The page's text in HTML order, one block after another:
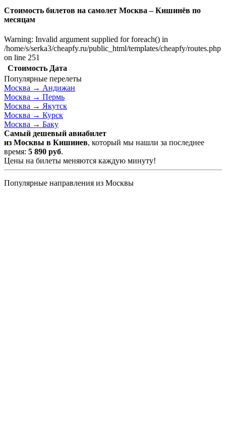
Стоимость билетов на самолет Москва – Кишинёв по
месяцам
Warning: Invalid argument supplied for foreach() in
/home/s/serka3/cheapfy.ru/public_html/templates/cheapfy/routes.php
on line 251
Стоимость Дата
Популярные перелеты
Москва → Андижан
Москва → Пермь
Москва → Якутск
Москва → Курск
Москва → Баку
Самый дешевый авиабилет
из Москвы в Кишинев, который мы нашли за последнее
время: 5 890 руб.
Цены на билеты меняются каждую минуту!
Популярные направления из Москвы